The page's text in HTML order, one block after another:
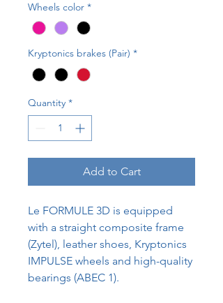
Wheels color *
Kryptonics brakes (Pair) *
Quantity *
Add to Cart
Le FORMULE 3D is equipped
with a straight composite frame
(Zytel), leather shoes, Kryptonics
IMPULSE wheels and high-quality
bearings (ABEC 1).